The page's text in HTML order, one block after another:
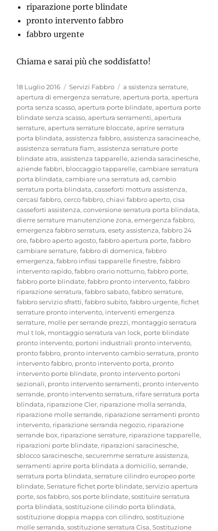
riparazione porte blindate
pronto intervento fabbro
fabbro urgente
Chiama e sarai più che soddisfatto!
Pubblicato
il
18 Luglio 2016 Categorie
Servizi Fabbro Tag
a ssistenza serrature,
apertura di emergenza serrature,apertura porta,apertura
porta senza scasso,apertura porte blindate,apertura porte
blindate senza scasso,apertura serramenti,apertura
serrature,apertura serrature bloccate,aprire serratura
porta blindata,assistenza fabbro,assistenza saracineache,
assistenza serratura fiam,assistenza serrature porte
blindate atra,assistenza tapparelle,azienda saracinesche,
aziende fabbri, bloccaggio tapparelle,cambiare serratura
porta blindata,cambiare una serratura ad,cambio
serratura porta blindata,casseforti mottura assistenza,
cercasi fabbro,cerco fabbro,chiavi fabbro aperto,cisa
casseforti assistenza,conversione serratura porta blindata,
dierre serrature manutenzione zona,emergenza fabbro,
emergenza fabbro serratura,esety assistenza,fabbro 24
ore,fabbro aperto agosto,fabbro apertura porte,fabbro
cambiare serrature,fabbro di domenica,fabbro
emergenza,fabbro infissi tapparelle finestre,fabbro
intervento rapido,fabbro orario notturno,fabbro porte,
fabbro porte blindate,fabbro pronto intervento,fabbro
riparazione serratura,fabbro sabato,fabbro serrature,
fabbro servizio sfratti,fabbro subito,fabbro urgente,fichet
serrature pronto intervento, interventi emergenza
serrature, molle per serrande prezzi, montaggio serratura
mul t lok, montaggio serratura van lock, porte blindate
pronto intervento, portoni industriali pronto intervento,
pronto fabbro, pronto intervento cambio serratura, pronto
intervento fabbro, pronto intervento porta, pronto
intervento porte blindate, pronto intervento portoni
sezionali, pronto intervento serramenti, pronto intervento
serrande, pronto intervento serratura, rifare serratura porta
blindata, riparazione Cler, riparazione molla serranda,
riparazione molle serrande, riparazione serramenti pronto
intervento, riparazione serranda negozio, riparazione
serrande box, riparazione serrature, riparazione tapparelle,
riparazioni porte blindate, riparazioni saracinesche,
sblocco saracinesche,securemme serrature assistenza,
serramenti aprire porta blindata a domicilio,serrande,
serratura porta blindata,serrature cilindro europeo porte
blindate,Serrature fichet porte blindate,servizio apertura
porte,sos fabbro,sos porte blindate,sostituire serratura
porta blindata,sostituzione cilindo porta blindata,
sostituzione doppia mappa con cilindro,sostituzione
molle serranda,sostituzione serratura Cisa,Sostituzione